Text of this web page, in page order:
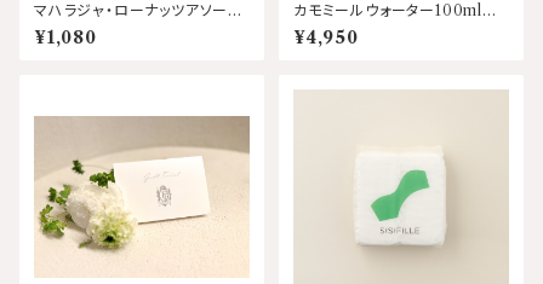
マハラジャ・ローナッツアソート
メント 100g AMBESSA&C
O
¥1,080
カモミールウォーター100ml
ソルーナ
¥4,950